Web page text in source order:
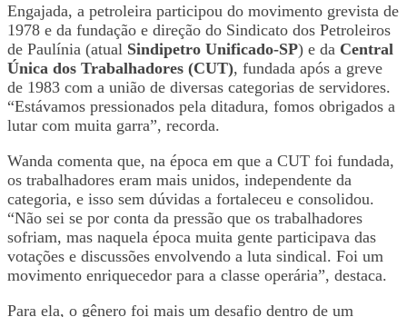
Engajada, a petroleira participou do movimento grevista de
1978 e da fundação e direção do Sindicato dos Petroleiros
de Paulínia (atual Sindipetro Unificado-SP) e da Central
Única dos Trabalhadores (CUT), fundada após a greve
de 1983 com a união de diversas categorias de servidores.
“Estávamos pressionados pela ditadura, fomos obrigados a
lutar com muita garra”, recorda.
Wanda comenta que, na época em que a CUT foi fundada,
os trabalhadores eram mais unidos, independente da
categoria, e isso sem dúvidas a fortaleceu e consolidou.
“Não sei se por conta da pressão que os trabalhadores
sofriam, mas naquela época muita gente participava das
votações e discussões envolvendo a luta sindical. Foi um
movimento enriquecedor para a classe operária”, destaca.
Para ela, o gênero foi mais um desafio dentro de um